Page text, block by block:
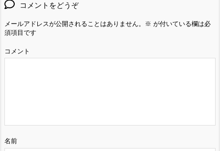
コメントをどうぞ
メールアドレスが公開されることはありません。 ※ が付いている欄は必
須項目です
コメント
名前